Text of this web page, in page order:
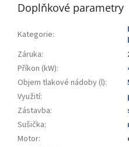
Doplňkové parametry
Kategorie:
Záruka:
Příkon (kW):
Objem tlakové nádoby (l):
Využití:
Zástavba:
Sušička:
Motor: